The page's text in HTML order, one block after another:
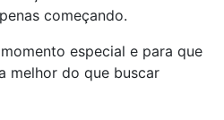
começando.
especial e para que
melhor do que buscar